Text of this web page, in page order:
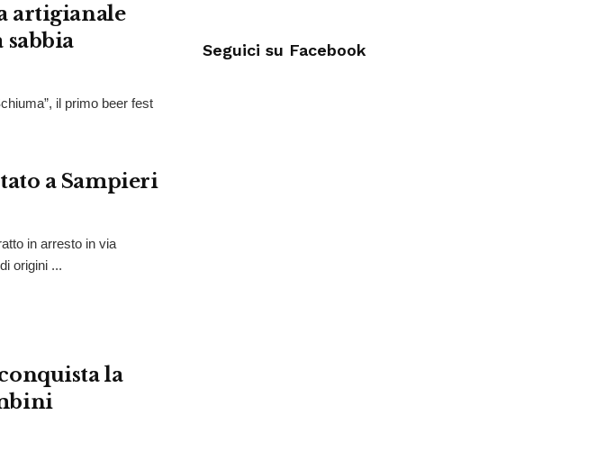
artigianale
il primo beer fest
a Sampieri
in arresto in via
origini ...
la
Seguici su Facebook